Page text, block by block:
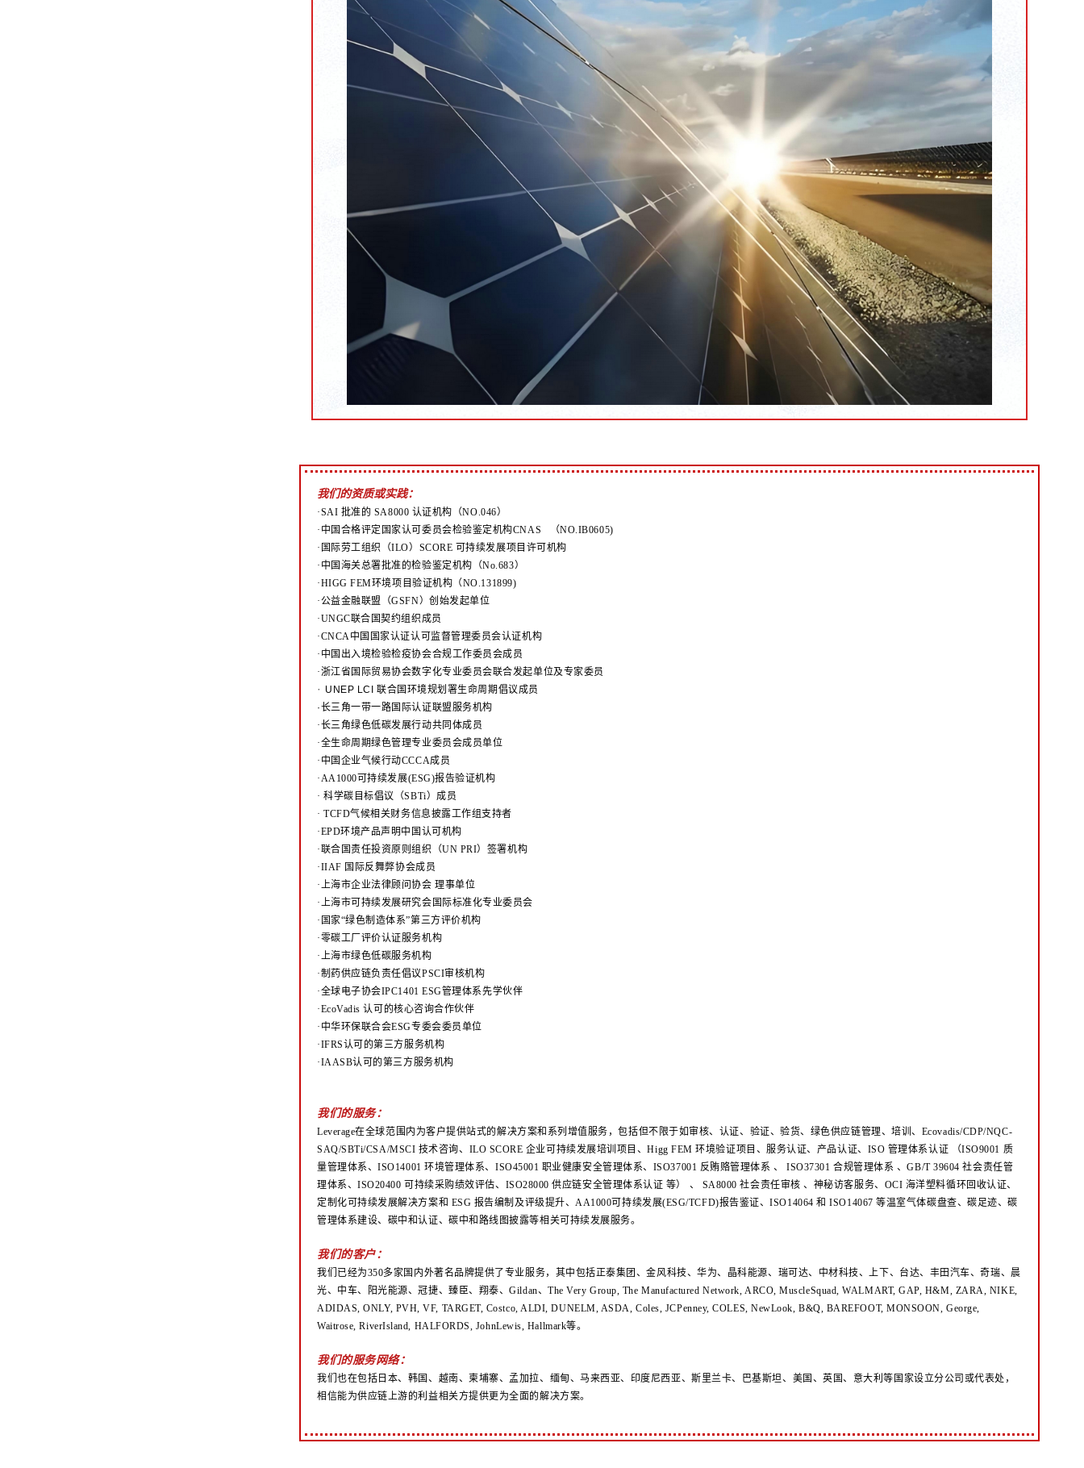
我们的资质或实践：
·SAI 批准的 SA8000 认证机构（NO.046）
·中国合格评定国家认可委员会检验鉴定机构CNAS （NO.IB0605)
·国际劳工组织（ILO）SCORE 可持续发展项目许可机构
·中国海关总署批准的检验鉴定机构（No.683）
·HIGG FEM环境项目验证机构（NO.131899)
·公益金融联盟（GSFN）创始发起单位
·UNGC联合国契约组织成员
·CNCA中国国家认证认可监督管理委员会认证机构
·中国出入境检验检疫协会合规工作委员会成员
·浙江省国际贸易协会数字化专业委员会联合发起单位及专家委员
· UNEP LCI 联合国环境规划署生命周期倡议成员
·长三角一带一路国际认证联盟服务机构
·长三角绿色低碳发展行动共同体成员
·全生命周期绿色管理专业委员会成员单位
·中国企业气候行动CCCA成员
·AA1000可持续发展(ESG)报告验证机构
·科学碳目标倡议（SBTi）成员
·TCFD气候相关财务信息披露工作组支持者
·EPD环境产品声明中国认可机构
·联合国责任投资原则组织（UN PRI）签署机构
·IIAF 国际反舞弊协会成员
·上海市企业法律顾问协会 理事单位
·上海市可持续发展研究会国际标准化专业委员会
·国家“绿色制造体系”第三方评价机构
·零碳工厂评价认证服务机构
·上海市绿色低碳服务机构
·制药供应链负责任倡议PSCI审核机构
·全球电子协会IPC1401 ESG管理体系先学伙伴
·EcoVadis 认可的核心咨询合作伙伴
·中华环保联合会ESG专委会委员单位
·IFRS认可的第三方服务机构
·IAASB认可的第三方服务机构
我们的服务：
Leverage在全球范围内为客户提供站式的解决方案和系列增值服务，包括但不限于如审核、认证、验证、验货、绿色供应链管理、培训、Ecovadis/CDP/NQC-
SAQ/SBTi/CSA/MSCI 技术咨询、ILO SCORE 企业可持续发展培训项目、Higg FEM 环境验证项目、服务认证、产品认证、ISO 管理体系认证
（ISO9001 质
量管理体系、ISO14001 环境管理体系、ISO45001 职业健康安全管理体系、ISO37001 反贿赂管理体系、ISO37301 合规管理体系 、GB/T 39604 社会责任管
理体系、ISO20400 可持续采购绩效评估、ISO28000 供应链安全管理体系认证 等） 、 SA8000 社会责任审核、神秘访客服务、OCI 海洋塑料循环回收认证、
定制化可持续发展解决方案和 ESG 报告编制及评级提升、AA1000可持续发展(ESG/TCFD)报告鉴证、ISO14064 和 ISO14067 等温室气体碳盘查、碳足迹、碳
管理体系建设、碳中和认证、碳中和路线图披露等相关可持续发展服务。
我们的客户：
我们已经为350多家国内外著名品牌提供了专业服务，其中包括正泰集团、金风科技、华为、晶科能源、瑞可达、中材科技、上下、台达、丰田汽车、奇瑞、晨
光、中车、阳光能源、冠捷、臻臣、翔泰、Gildan、The Very Group, The Manufactured Network, ARCO, MuscleSquad, WALMART, GAP, H&M, ZARA, NIKE,
ADIDAS, ONLY, PVH, VF, TARGET, Costco, ALDI, DUNELM, ASDA, Coles, JCPenney, COLES, NewLook, B&Q, BAREFOOT, MONSOON, George,
Waitrose, RiverIsland, HALFORDS, JohnLewis, Hallmark等。
我们的服务网络：
我们也在包括日本、韩国、越南、柬埔寨、孟加拉、缅甸、马来西亚、印度尼西亚、斯里兰卡、巴基斯坦、美国、英国、意大利等国家设立分公司或代表处，
相信能为供应链上游的利益相关方提供更为全面的解决方案。